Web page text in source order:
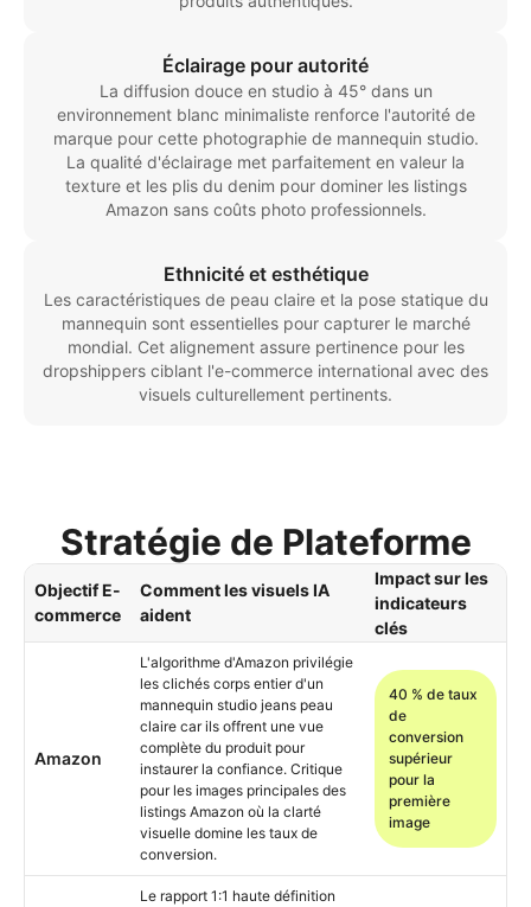
Éclairage pour autorité
La diffusion douce en studio à 45° dans un
environnement blanc minimaliste renforce l'autorité de
marque pour cette photographie de mannequin studio.
La qualité d'éclairage met parfaitement en valeur la
texture et les plis du denim pour dominer les listings
Amazon sans coûts photo professionnels.
Ethnicité et esthétique
Les caractéristiques de peau claire et la pose statique du
mannequin sont essentielles pour capturer le marché
mondial. Cet alignement assure pertinence pour les
dropshippers ciblant l'e-commerce international avec des
visuels culturellement pertinents.
Stratégie de Plateforme
Objectif E-
commerce
Comment les visuels IA
aident
Impact sur les
indicateurs
clés
Amazon
L'algorithme d'Amazon privilégie
les clichés corps entier d'un
mannequin studio jeans peau
claire car ils offrent une vue
complète du produit pour
instaurer la confiance. Critique
pour les images principales des
listings Amazon où la clarté
visuelle domine les taux de
conversion.
40 % de taux
de
conversion
supérieur
pour la
première
image
Le rapport 1:1 haute définition